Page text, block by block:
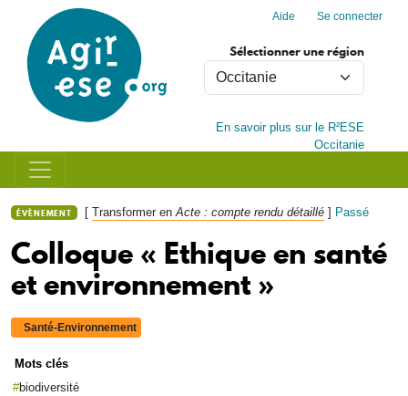
Aller au contenu principal
Aide Se connecter
Sélectionner une région
En savoir plus sur le R²ESE
Occitanie
ÉVÈNEMENT [Transformer enActe : compte rendu détaillé ] Passé
Colloque « Ethique en santé
et environnement »
Santé-Environnement
Mots clés
biodiversité